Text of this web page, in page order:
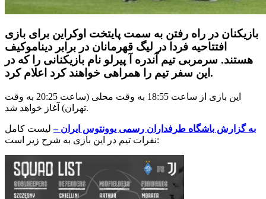
بازیکنان در راه رفتن به سمت پایتخت اوکراین برای بازی
افتتاحیه فردا در لیگ قهرمانان در برابر دیناموکیف
هستند. سرمربی تیم آندره آ پیرلو نام بازیکنانی را که در
این سفر تیم را همراهی خواهند کرد اعلام کرد.
این بازی از ساعت 18:55 به وقت محلی (ساعت 20:25 به وقت
تهران) آغاز خواهد شد.
به گزارش باشگاه طرفداران رسمی یوونتوس ایران –لیست کامل
نفرات تیم در این بازی به شرح زیر است: